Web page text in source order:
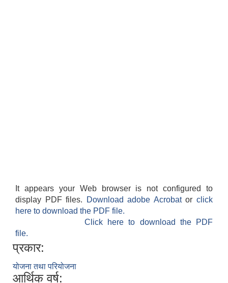
It appears your Web browser is not configured to
display PDF files.
Download adobe Acrobatorclick
here to download the PDF file.
Click here to download the PDF
file.
प्रकार:
योजना तथा परियोजना
आर्थिक वर्ष: